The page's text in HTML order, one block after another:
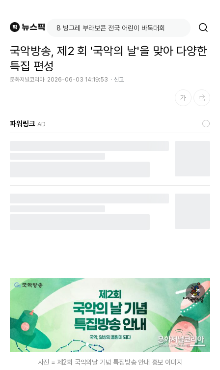
국악방송, 제2 회 '국악의 날'을 맞아 다양한
특집 편성
문화저널코리아 2026-06-03 14:19:53 신고
파워링크 AD
사진 = 제2회 국악의날 기념 특집방송 안내 홍보 이미지